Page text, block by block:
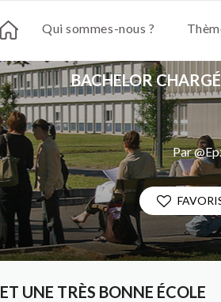
Qui sommes-nous ?
BACHELOR
Par
UNE TRÈS BONNE ÉCOLE